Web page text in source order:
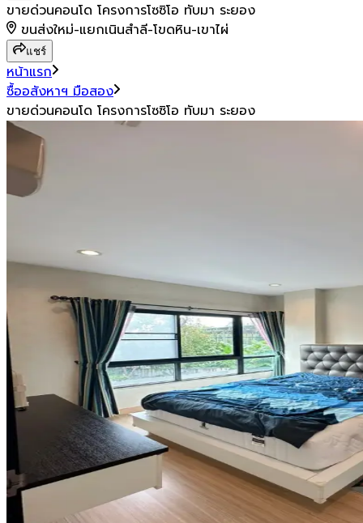
ขายด่วนคอนโด โครงการโซซิโอ ทับมา ระยอง
ขนส่งใหม่-แยกเนินสำลี-โขดหิน-เขาไผ่
แชร์
หน้าแรก
ซื้ออสังหาฯ มือสอง
ขายด่วนคอนโด โครงการโซซิโอ ทับมา ระยอง